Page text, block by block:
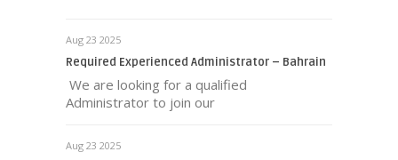
Aug 23 2025
Required Experienced Administrator – Bahrain
We are looking for a qualified
Administrator to join our
Aug 23 2025